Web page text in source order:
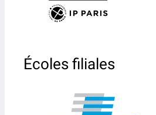
Écoles filiales